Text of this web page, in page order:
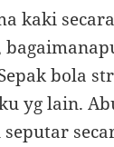
kaki secara
bola
yg lain.